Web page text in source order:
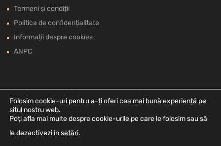
Termeni și condiții
Politica de confidențialitate
Informații despre cookies
ANPC
Folosim cookie-uri pentru a-ți oferi cea mai bună experiență pe
situl nostru web.
Poți afla mai multe despre cookie-urile pe care le folosim sau să
le dezactivezi însetări.